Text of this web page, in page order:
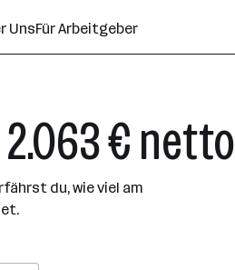
UnsFür Arbeitgeber
€ netto
du, wie viel am